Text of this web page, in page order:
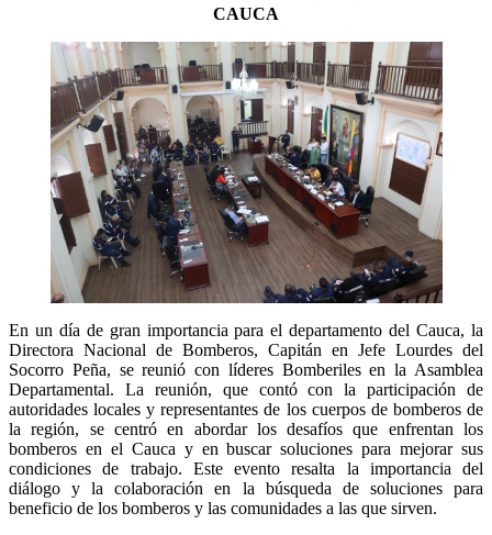
CAUCA
En un día de gran importancia para el departamento del Cauca, la
Directora Nacional de Bomberos, Capitán en Jefe Lourdes del
Socorro Peña, se reunió con líderes Bomberiles en la Asamblea
Departamental. La reunión, que contó con la participación de
autoridades locales y representantes de los cuerpos de bomberos de
la región, se centró en abordar los desafíos que enfrentan los
bomberos en el Cauca y en buscar soluciones para mejorar sus
condiciones de trabajo. Este evento resalta la importancia del
diálogo y la colaboración en la búsqueda de soluciones para
beneficio de los bomberos y las comunidades a las que sirven.